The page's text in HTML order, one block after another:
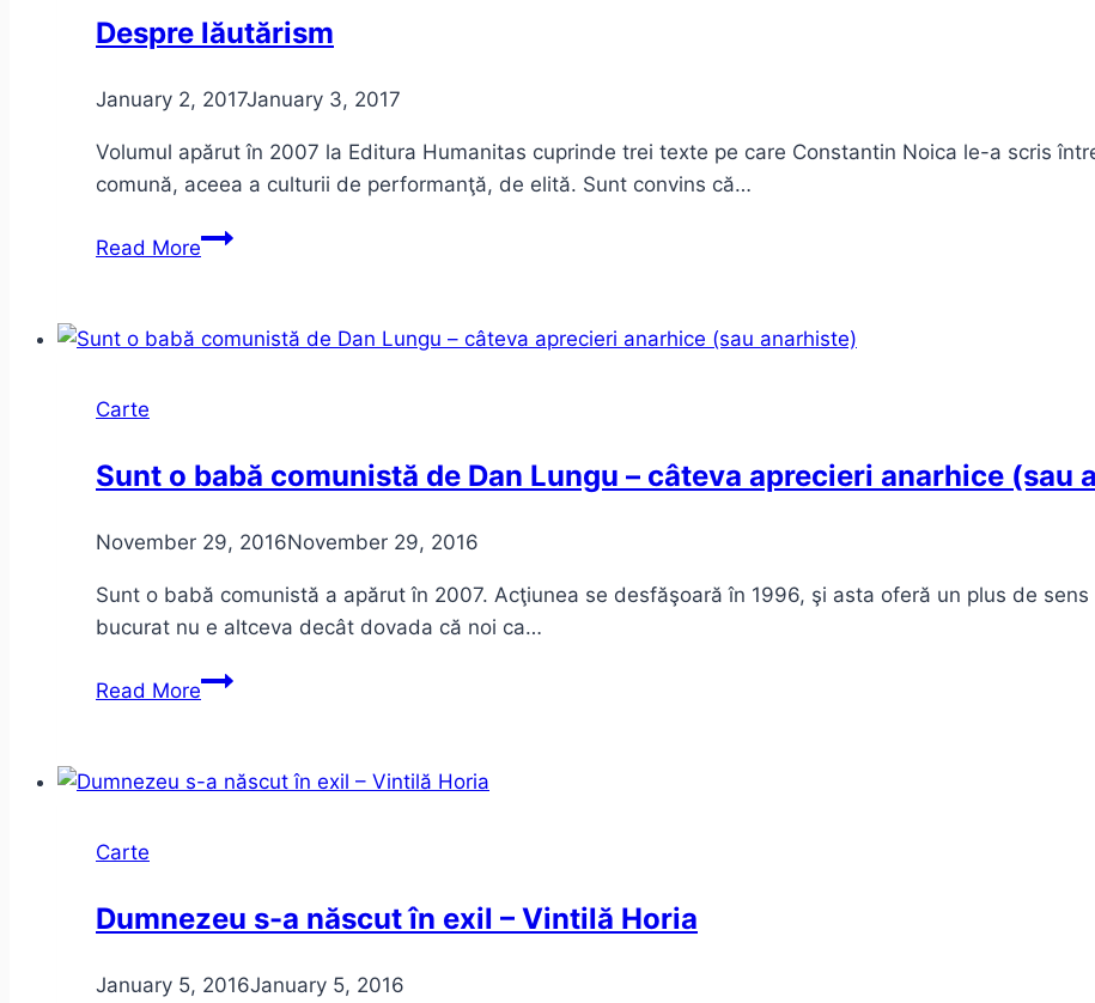
Despre lăutărism
January 2, 2017January 3, 2017
Volumul apărut în 2007 la Editura Humanitas cuprinde trei texte pe care Constantin Noica le-a scris
comună, aceea a culturii de performanţă, de elită. Sunt convins că…
Read MoreDespre
Carte
Sunt o babă comunistă de Dan Lungu – câteva aprecieri anarhice (sau
November 29, 2016November 29, 2016
Sunt o babă comunistă a apărut în 2007. Acţiunea se desfăşoară în 1996, şi asta oferă un plus de
bucurat nu e altceva decât dovada că noi ca…
Read MoreSunt
comunistă
câteva
Carte
Dumnezeu s-a născut în exil – Vintilă Horia
January 5, 2016January 5, 2016